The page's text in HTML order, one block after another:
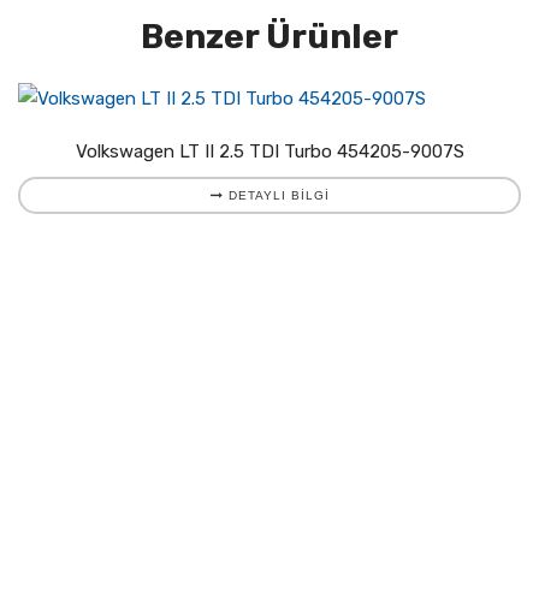
Benzer Ürünler
Volkswagen LT II 2.5 TDI Turbo 454205-9007S
DETAYLI BILGI